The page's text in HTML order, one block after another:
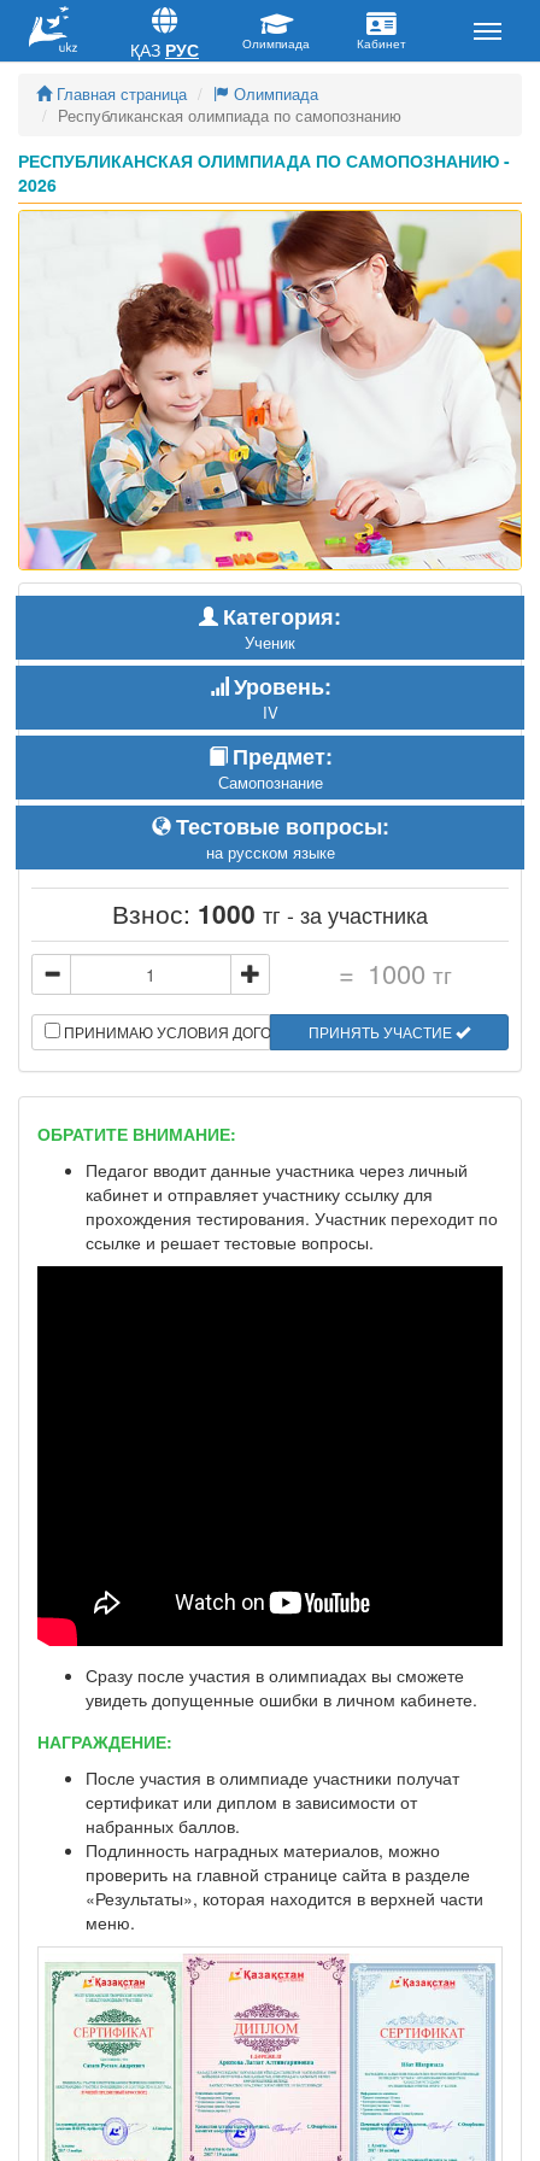
Главная страница
Олимпиада
Республиканская олимпиада по самопознанию
РЕСПУБЛИКАНСКАЯ ОЛИМПИАДА ПО САМОПОЗНАНИЮ -
2026
Категория:
Ученик
Уровень:
IV
Предмет:
Самопознание
Тестовые вопросы:
на русском языке
Взнос: 1000 тг - за участника
= 1000 тг
ПРИНИМАЮ УСЛОВИЯ ДОГОВОРА ПРИНЯТЬ УЧАСТИЕ
ОБРАТИТЕ ВНИМАНИЕ:
Педагог вводит данные участника через личный
кабинет и отправляет участнику ссылку для
прохождения тестирования. Участник переходит по
ссылке и решает тестовые вопросы.
Сразу после участия в олимпиадах вы сможете
увидеть допущенные ошибки в личном кабинете.
НАГРАЖДЕНИЕ:
После участия в олимпиаде участники получат
сертификат или диплом в зависимости от
набранных баллов.
Подлинность наградных материалов, можно
проверить на главной странице сайта в разделе
«Результаты», которая находится в верхней части
меню.
ҚАЗ РУС